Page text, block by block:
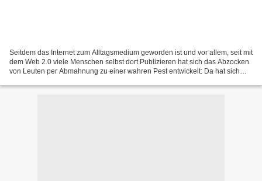
Seitdem das Internet zum Alltagsmedium geworden ist und vor allem, seit mit
dem Web 2.0 viele Menschen selbst dort Publizieren hat sich das Abzocken
von Leuten per Abmahnung zu einer wahren Pest entwickelt: Da hat sich